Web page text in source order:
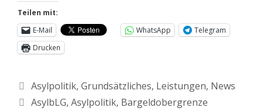
Teilen mit:
E-Mail
WhatsApp
Telegram
Drucken
Asylpolitik, Grundsätzliches, Leistungen, News
AsylbLG, Asylpolitik, Bargeldobergrenze